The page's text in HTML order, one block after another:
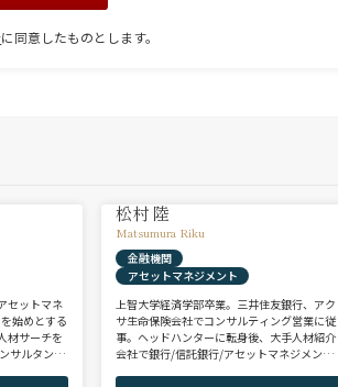
に同意したものとします。
セットマネ
始めとする
材サーチを
サルタント
松村 陸
Matsumura Riku
金融機関
アセットマネジメント
上智大学経済学部卒業。三井住友銀行、アク
サ生命保険会社でコンサルティング営業に従
事。ヘッドハンターに転身後、大手人材紹介
会社で銀行/信託銀行/アセットマネジメント